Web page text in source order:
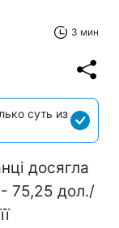
3 мин
суть из
досягла
75,25 дол./